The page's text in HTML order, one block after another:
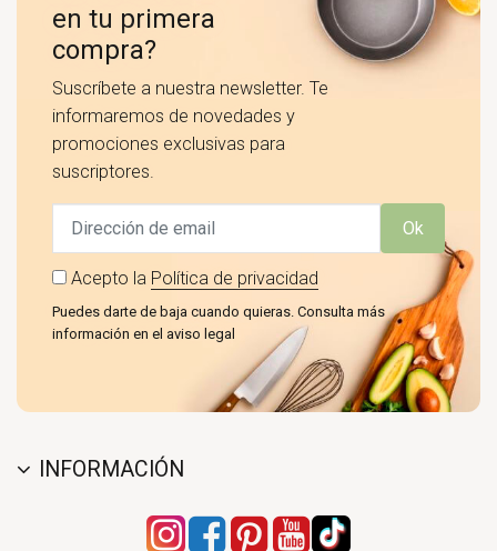
en tu primera
compra?
Suscríbete a nuestra newsletter. Te
informaremos de novedades y
promociones exclusivas para
suscriptores.
Ok
Acepto la Política de privacidad
Puedes darte de baja cuando quieras. Consulta más
información en el aviso legal
INFORMACIÓN